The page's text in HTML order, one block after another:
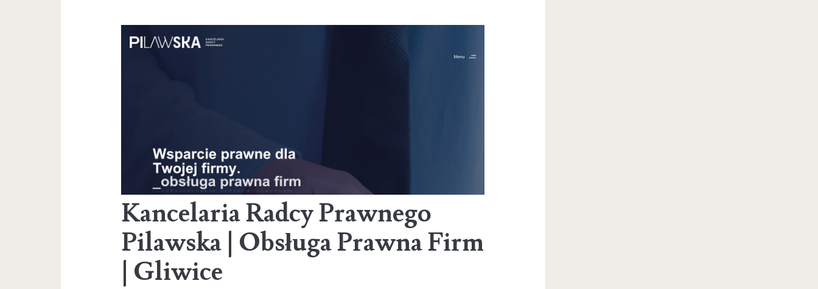
Kancelaria Radcy Prawnego
Pilawska | Obsługa Prawna Firm
| Gliwice